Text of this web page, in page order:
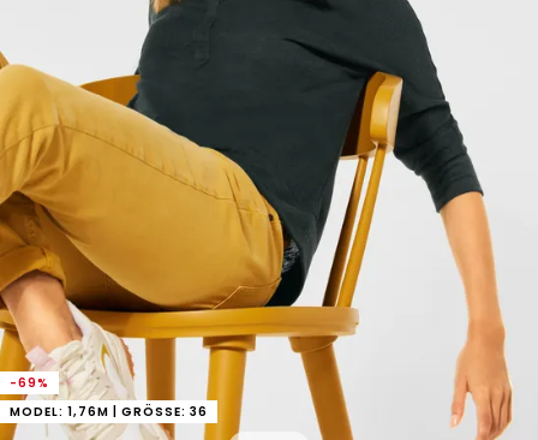
-69%
MODEL: 1,76M | GRÖSSE: 36